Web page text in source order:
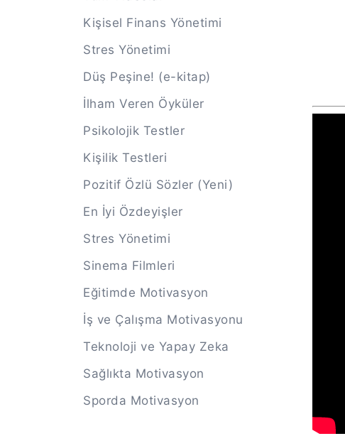
Kişisel Finans Yönetimi
Stres Yönetimi
Düş Peşine! (e-kitap)
İlham Veren Öyküler
Psikolojik Testler
Kişilik Testleri
Pozitif Özlü Sözler (Yeni)
En İyi Özdeyişler
Stres Yönetimi
Sinema Filmleri
Eğitimde Motivasyon
İş ve Çalışma Motivasyonu
Teknoloji ve Yapay Zeka
Sağlıkta Motivasyon
Sporda Motivasyon